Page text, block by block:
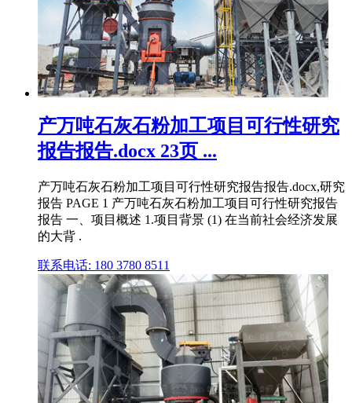
产万吨石灰石粉加工项目可行性研究
报告报告.docx 23页 ...
产万吨石灰石粉加工项目可行性研究报告报告.docx,研究
报告 PAGE 1 产万吨石灰石粉加工项目可行性研究报告
报告 一、项目概述 1.项目背景 (1) 在当前社会经济发展
的大背 .
联系电话: 180 3780 8511